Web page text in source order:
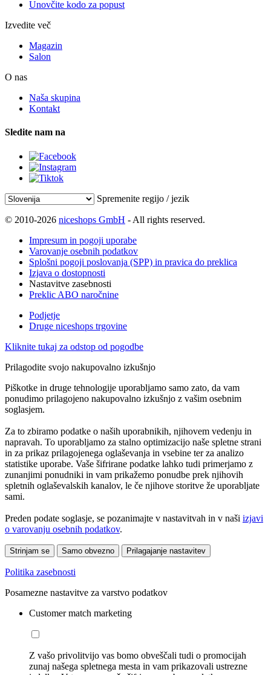
Unovčite kodo za popust
Izvedite več
Magazin
Salon
O nas
Naša skupina
Kontakt
Sledite nam na
Spremenite regijo / jezik
© 2010-2026 niceshops GmbH - All rights reserved.
Impresum in pogoji uporabe
Varovanje osebnih podatkov
Splošni pogoji poslovanja (SPP) in pravica do preklica
Izjava o dostopnosti
Nastavitve zasebnosti
Preklic ABO naročnine
Podjetje
Druge niceshops trgovine
Kliknite tukaj za odstop od pogodbe
Prilagodite svojo nakupovalno izkušnjo
Piškotke in druge tehnologije uporabljamo samo zato, da vam
ponudimo prilagojeno nakupovalno izkušnjo z vašim osebnim
soglasjem.
Za to zbiramo podatke o naših uporabnikih, njihovem vedenju in
napravah. To uporabljamo za stalno optimizacijo naše spletne strani
in za prikaz prilagojenega oglaševanja in vsebine ter za analizo
statistike uporabe. Vaše šifrirane podatke lahko tudi primerjamo z
zunanjimi ponudniki in vam prikažemo ponudbe prek njihovih
spletnih oglaševalskih kanalov, le če njihove storitve že uporabljate
sami.
Preden podate soglasje, se pozanimajte v nastavitvah in v naši izjavi
o varovanju osebnih podatkov.
Strinjam se Samo obvezno Prilagajanje nastavitev
Politika zasebnosti
Posamezne nastavitve za varstvo podatkov
Customer match marketing
Z vašo privolitvijo vas bomo obveščali tudi o promocijah
zunaj našega spletnega mesta in vam prikazovali ustrezne